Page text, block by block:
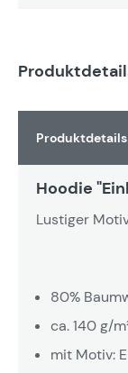
Produktdetails
Hoodie
Lustiger
80%
ca. 140 g/
mit Motiv: